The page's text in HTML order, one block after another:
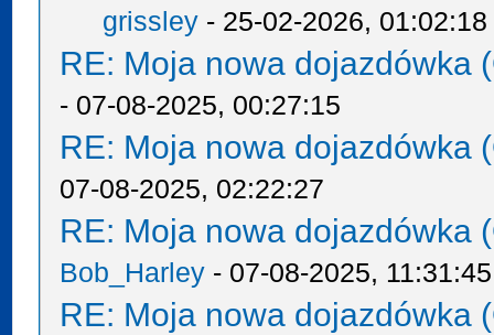
grissley - 25-02-2026, 01:02:18
RE: Moja nowa dojazdówka
- 07-08-2025, 00:27:15
RE: Moja nowa dojazdówka
07-08-2025, 02:22:27
RE: Moja nowa dojazdówka
Bob_Harley - 07-08-2025, 11:31:45
RE: Moja nowa dojazdówka